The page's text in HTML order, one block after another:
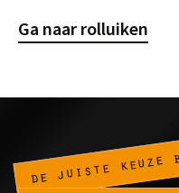
Ga naar rolluiken
de juiste